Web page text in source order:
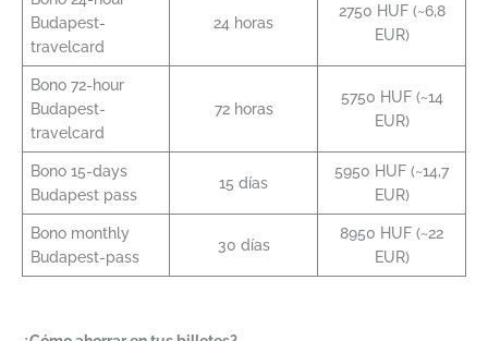
Budapest-
travelcard
24 horas
2750 HUF (~6,8
EUR)
Bono 72-hour
Budapest-
travelcard
72 horas
5750 HUF (~14
EUR)
Bono 15-days
Budapest pass
15 días
5950 HUF (~14,7
EUR)
Bono monthly
Budapest-pass
30 días
8950 HUF (~22
EUR)